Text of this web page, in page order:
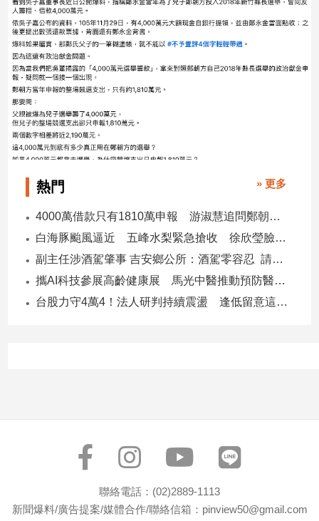
熱門 » 更多
4000萬借款只有1810萬申報 游淑慧追問鄭朝方：2190萬差額去哪了
白海豚颱風逼近 五峰水梨緊急搶收 徐欣瑩臉書急呼「搶救五峰水梨」
副主任涉酒駕肇事 吉安鄉公所：酒駕零容忍 請辭獲准
攜AI科技參展高齡健康展 馬光中醫推動預防醫學迎接長壽新經濟
台股力守4萬4！法人研判持續震盪 逢低留意這些族群
聯絡電話：(02)2889-1113
新聞爆料/廣告提案/媒體合作/聯絡信箱：pinview50@gmail.com